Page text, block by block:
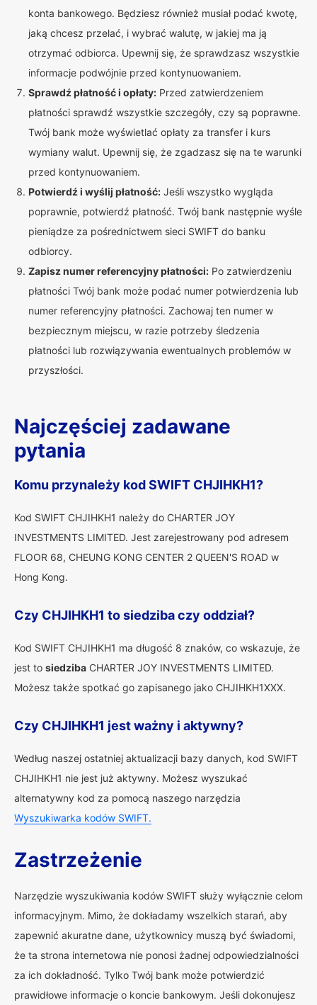
konta bankowego. Będziesz również musiał podać kwotę,
jaką chcesz przelać, i wybrać walutę, w jakiej ma ją
otrzymać odbiorca. Upewnij się, że sprawdzasz wszystkie
informacje podwójnie przed kontynuowaniem.
Sprawdź płatność i opłaty: Przed zatwierdzeniem
płatności sprawdź wszystkie szczegóły, czy są poprawne.
Twój bank może wyświetlać opłaty za transfer i kurs
wymiany walut. Upewnij się, że zgadzasz się na te warunki
przed kontynuowaniem.
Potwierdź i wyślij płatność: Jeśli wszystko wygląda
poprawnie, potwierdź płatność. Twój bank następnie wyśle
pieniądze za pośrednictwem sieci SWIFT do banku
odbiorcy.
Zapisz numer referencyjny płatności: Po zatwierdzeniu
płatności Twój bank może podać numer potwierdzenia lub
numer referencyjny płatności. Zachowaj ten numer w
bezpiecznym miejscu, w razie potrzeby śledzenia
płatności lub rozwiązywania ewentualnych problemów w
przyszłości.
Najczęściej zadawane
pytania
Komu przynależy kod SWIFT CHJIHKH1?
Kod SWIFT CHJIHKH1 należy do CHARTER JOY
INVESTMENTS LIMITED. Jest zarejestrowany pod adresem
FLOOR 68, CHEUNG KONG CENTER 2 QUEEN'S ROAD w
Hong Kong.
Czy CHJIHKH1 to siedziba czy oddział?
Kod SWIFT CHJIHKH1 ma długość 8 znaków, co wskazuje, że
jest to siedziba CHARTER JOY INVESTMENTS LIMITED.
Możesz także spotkać go zapisanego jako CHJIHKH1XXX.
Czy CHJIHKH1 jest ważny i aktywny?
Według naszej ostatniej aktualizacji bazy danych, kod SWIFT
CHJIHKH1 nie jest już aktywny. Możesz wyszukać
alternatywny kod za pomocą naszego narzędzia
Wyszukiwarka kodów SWIFT.
Zastrzeżenie
Narzędzie wyszukiwania kodów SWIFT służy wyłącznie celom
informacyjnym. Mimo, że dokładamy wszelkich starań, aby
zapewnić akuratne dane, użytkownicy muszą być świadomi,
że ta strona internetowa nie ponosi żadnej odpowiedzialności
za ich dokładność. Tylko Twój bank może potwierdzić
prawidłowe informacje o koncie bankowym. Jeśli dokonujesz